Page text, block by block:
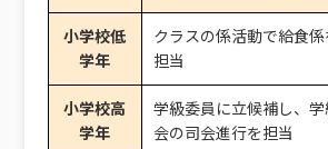
小学校低
学年
クラスの係活動で給食係
担当
小学校高
学年
学級委員に立候補し、学
会の司会進行を担当